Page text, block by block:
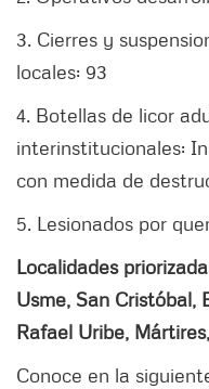
3. Cierres y
locales: 93
4. Botellas de licor
interinstitucionales:
con medida de
5. Lesionados por
Localidades
Usme, San Cristóbal,
Rafael Uribe,
Conoce en la